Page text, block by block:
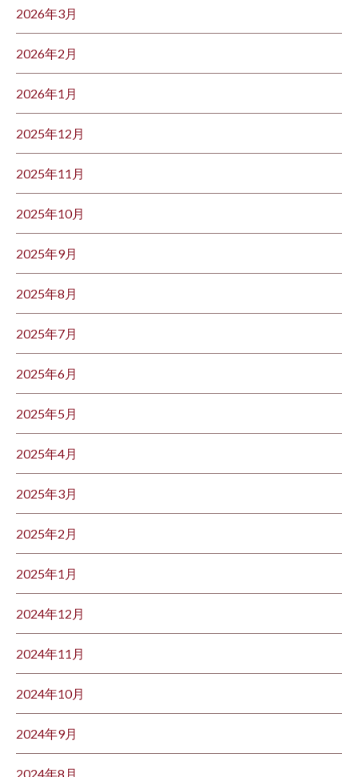
2026年3月
2026年2月
2026年1月
2025年12月
2025年11月
2025年10月
2025年9月
2025年8月
2025年7月
2025年6月
2025年5月
2025年4月
2025年3月
2025年2月
2025年1月
2024年12月
2024年11月
2024年10月
2024年9月
2024年8月